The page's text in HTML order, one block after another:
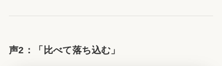
声2：「比べて落ち込む」